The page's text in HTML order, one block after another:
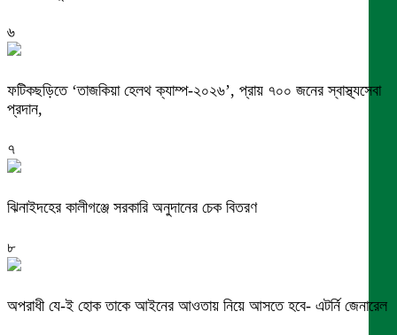
৬
ফটিকছড়িতে ‘তাজকিয়া হেলথ ক্যাম্প-২০২৬’, প্রায় ৭০০ জনের স্বাস্থ্যসেবা
প্রদান,
৭
ঝিনাইদহের কালীগঞ্জে সরকারি অনুদানের চেক বিতরণ
৮
অপরাধী যে-ই হোক তাকে আইনের আওতায় নিয়ে আসতে হবে- এটর্নি জেনারেল